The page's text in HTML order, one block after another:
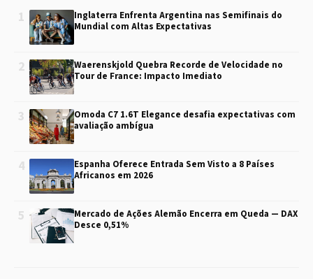
1
Inglaterra Enfrenta Argentina nas Semifinais do
Mundial com Altas Expectativas
2
Waerenskjold Quebra Recorde de Velocidade no
Tour de France: Impacto Imediato
3
Omoda C7 1.6T Elegance desafia expectativas com
avaliação ambígua
4
Espanha Oferece Entrada Sem Visto a 8 Países
Africanos em 2026
5
Mercado de Ações Alemão Encerra em Queda — DAX
Desce 0,51%